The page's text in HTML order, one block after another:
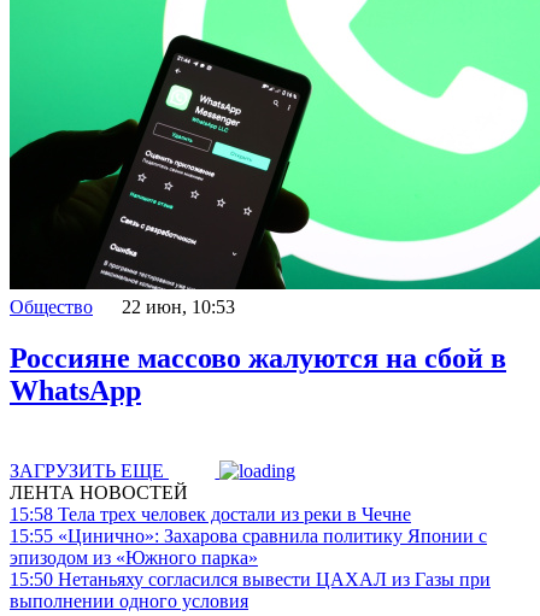
Общество 22 июн, 10:53
Россияне массово жалуются на сбой в
WhatsApp
ЗАГРУЗИТЬ ЕЩЕ
ЛЕНТА НОВОСТЕЙ
15:58 Тела трех человек достали из реки в Чечне
15:55 «Цинично»: Захарова сравнила политику Японии с
эпизодом из «Южного парка»
15:50 Нетаньяху согласился вывести ЦАХАЛ из Газы при
выполнении одного условия